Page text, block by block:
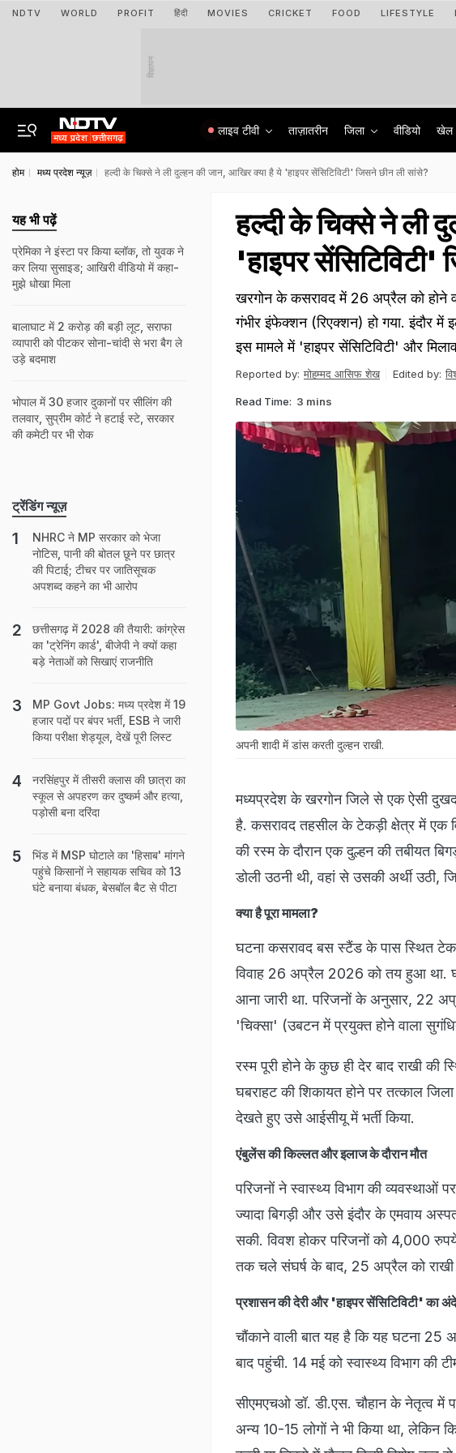
NDTV WORLD PROFIT हिंदी MOVIES CRICKET FOOD LIFESTYLE
विज्ञापन
लाइव टीवी ताज़ातरीन जिला वीडियो खेल
होम मध्य प्रदेश न्यूज़ हल्दी के चिक्से ने ली दुल्‍हन की जान, आखिर क्या है ये 'हाइपर सेंसिटिविटी' जिसने छीन ली सांसे?
हल्दी के चिक्से ने ली
'हाइपर
खरगोन के कसरावद में 26 अप्रैल को होने
गंभीर इंफेक्शन (रिएक्शन) हो गया. इंदौर में
इस मामले में 'हाइपर सेंसिटिविटी' और
Reported by: मोहम्मद आसिफ शेख Edited by:
Read Time: 3 mins
अपनी शादी में डांस करती दुल्‍हन राखी.
मध्यप्रदेश के खरगोन जिले से एक ऐसी
है. कसरावद तहसील के टेकड़ी क्षेत्र में एक
की रस्म के दौरान एक दुल्हन की तबीयत
डोली उठनी थी, वहां से उसकी अर्थी उठी,
क्या है पूरा मामला?
घटना कसरावद बस स्टैंड के पास स्थित
विवाह 26 अप्रैल 2026 को तय हुआ था.
आना जारी था. परिजनों के अनुसार, 22
'चिक्सा' (उबटन में प्रयुक्त होने वाला
रस्म पूरी होने के कुछ ही देर बाद राखी
घबराहट की शिकायत होने पर तत्काल
देखते हुए उसे आईसीयू में भर्ती किया.
एंबुलेंस की किल्लत और इलाज के दौरान मौत
परिजनों ने स्वास्थ्य विभाग की व्यवस्थाओं
ज्यादा बिगड़ी और उसे इंदौर के एमवाय
सकी. विवश होकर परिजनों को 4,000 रुपये
तक चले संघर्ष के बाद, 25 अप्रैल को राखी
प्रशासन की देरी और 'हाइपर सेंसिटिविटी' का
चौंकाने वाली बात यह है कि यह घटना
बाद पहुंची. 14 मई को स्वास्थ्य विभाग
सीएमएचओ डॉ. डी.एस. चौहान के नेतृत्व में
अन्य 10-15 लोगों ने भी किया था, लेकिन
यह भी पढ़ें
प्रेमिका ने इंस्टा पर किया ब्लॉक, तो युवक ने
कर लिया सुसाइड; आखिरी वीडियो में कहा-
मुझे धोखा मिला
बालाघाट में 2 करोड़ की बड़ी लूट, सराफा
व्यापारी को पीटकर सोना-चांदी से भरा बैग ले
उड़े बदमाश
भोपाल में 30 हजार दुकानों पर सीलिंग की
तलवार, सुप्रीम कोर्ट ने हटाई स्टे, सरकार
की कमेटी पर भी रोक
ट्रेंडिंग न्यूज़
NHRC ने MP सरकार को भेजा
नोटिस, पानी की बोतल छूने पर छात्र
की पिटाई; टीचर पर जातिसूचक
अपशब्द कहने का भी आरोप
छत्तीसगढ़ में 2028 की तैयारी: कांग्रेस
का 'ट्रेनिंग कार्ड', बीजेपी ने क्‍यों कहा
बड़े नेताओं को सिखाएं राजनीति
MP Govt Jobs: मध्य प्रदेश में 19
हजार पदों पर बंपर भर्ती, ESB ने जारी
किया परीक्षा शेड्यूल, देखें पूरी लिस्ट
नरसिंहपुर में तीसरी क्‍लास की छात्रा का
स्कूल से अपहरण कर दुष्कर्म और हत्या,
पड़ोसी बना दरिंदा
भिंड में MSP घोटाले का 'हिसाब' मांगने
पहुंचे किसानों ने सहायक सचिव को 13
घंटे बनाया बंधक, बेसबॉल बैट से पीटा